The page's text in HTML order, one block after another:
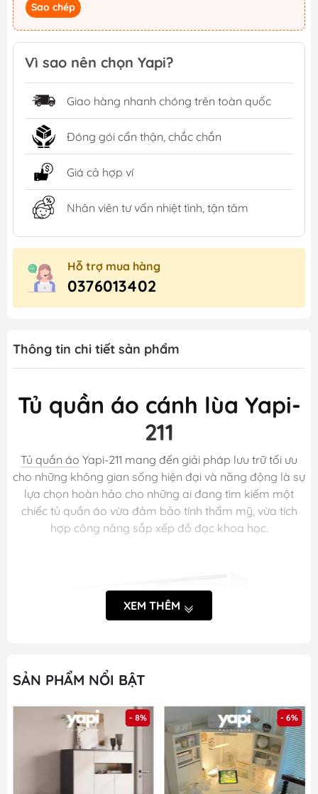
Sao chép
Vì sao nên chọn Yapi?
Giao hàng nhanh chóng trên toàn quốc
Đóng gói cẩn thận, chắc chắn
Giá cả hợp ví
Nhân viên tư vấn nhiệt tình, tận tâm
Hỗ trợ mua hàng
0376013402
Thông tin chi tiết sản phẩm
Tủ quần áo cánh lùa Yapi-
211
Tủ quần áo Yapi-211 mang đến giải pháp lưu trữ tối ưu
cho những không gian sống hiện đại và năng động là sự
lựa chọn hoàn hảo cho những ai đang tìm kiếm một
chiếc tủ quần áo vừa đảm bảo tính thẩm mỹ, vừa tích
hợp công năng sắp xếp đồ đạc khoa học.
XEM THÊM
SẢN PHẨM NỔI BẬT
- 8% - 6%